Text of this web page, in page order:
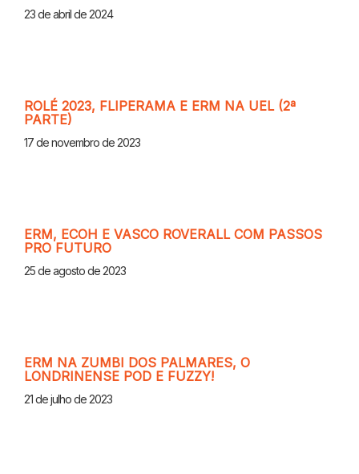
23 de abril de 2024
ROLÉ 2023, FLIPERAMA E ERM NA UEL (2ª
PARTE)
17 de novembro de 2023
ERM, ECOH E VASCO ROVERALL COM PASSOS
PRO FUTURO
25 de agosto de 2023
ERM NA ZUMBI DOS PALMARES, O
LONDRINENSE POD E FUZZY!
21 de julho de 2023